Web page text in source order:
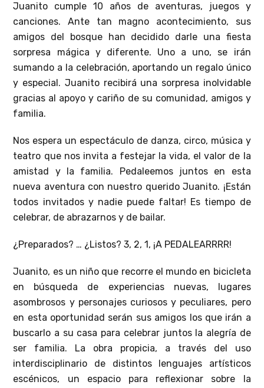
Juanito cumple 10 años de aventuras, juegos y
canciones. Ante tan magno acontecimiento, sus
amigos del bosque han decidido darle una fiesta
sorpresa mágica y diferente. Uno a uno, se irán
sumando a la celebración, aportando un regalo único
y especial. Juanito recibirá una sorpresa inolvidable
gracias al apoyo y cariño de su comunidad, amigos y
familia.
Nos espera un espectáculo de danza, circo, música y
teatro que nos invita a festejar la vida, el valor de la
amistad y la familia. Pedaleemos juntos en esta
nueva aventura con nuestro querido Juanito. ¡Están
todos invitados y nadie puede faltar! Es tiempo de
celebrar, de abrazarnos y de bailar.
¿Preparados? … ¿Listos? 3, 2, 1, ¡A PEDALEARRRR!
Juanito, es un niño que recorre el mundo en bicicleta
en búsqueda de experiencias nuevas, lugares
asombrosos y personajes curiosos y peculiares, pero
en esta oportunidad serán sus amigos los que irán a
buscarlo a su casa para celebrar juntos la alegría de
ser familia. La obra propicia, a través del uso
interdisciplinario de distintos lenguajes artísticos
escénicos, un espacio para reflexionar sobre la